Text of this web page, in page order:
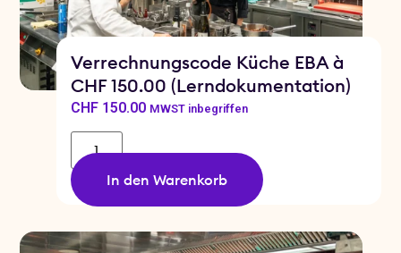
Verrechnungscode Küche EBA à
CHF 150.00 (Lerndokumentation)
CHF150.00 MWST inbegriffen
In den Warenkorb